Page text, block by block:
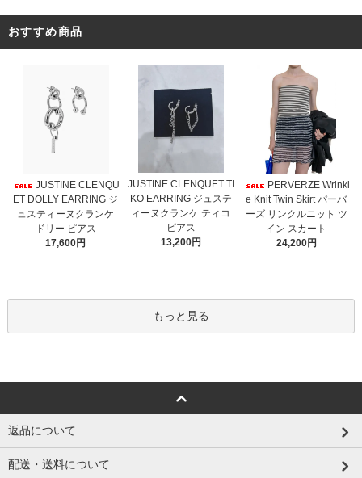
おすすめ商品
JUSTINE CLENQU
ET DOLLY EARRING ジ
ュスティーヌクランケ
ドリー ピアス
17,600円
JUSTINE CLENQUET TI
KO EARRING ジュステ
ィーヌクランケ ティコ
ピアス
13,200円
PERVERZE Wrinkl
e Knit Twin Skirt パーバ
ーズ リンクルニット ツ
イン スカート
24,200円
もっと見る
返品について
配送・送料について